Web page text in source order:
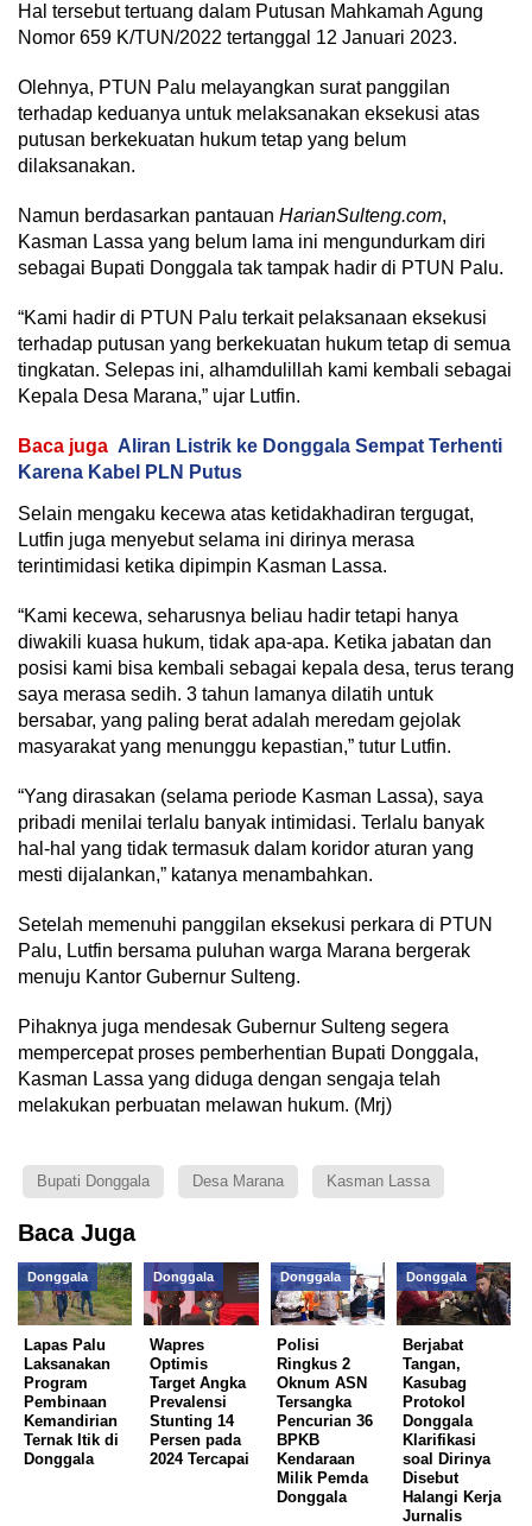
Hal tersebut tertuang dalam Putusan Mahkamah Agung
Nomor 659 K/TUN/2022 tertanggal 12 Januari 2023.
Olehnya, PTUN Palu melayangkan surat panggilan
terhadap keduanya untuk melaksanakan eksekusi atas
putusan berkekuatan hukum tetap yang belum
dilaksanakan.
Namun berdasarkan pantauan HarianSulteng.com,
Kasman Lassa yang belum lama ini mengundurkam diri
sebagai Bupati Donggala tak tampak hadir di PTUN Palu.
“Kami hadir di PTUN Palu terkait pelaksanaan eksekusi
terhadap putusan yang berkekuatan hukum tetap di semua
tingkatan. Selepas ini, alhamdulillah kami kembali sebagai
Kepala Desa Marana,” ujar Lutfin.
Baca juga Aliran Listrik ke Donggala Sempat Terhenti
Karena Kabel PLN Putus
Selain mengaku kecewa atas ketidakhadiran tergugat,
Lutfin juga menyebut selama ini dirinya merasa
terintimidasi ketika dipimpin Kasman Lassa.
“Kami kecewa, seharusnya beliau hadir tetapi hanya
diwakili kuasa hukum, tidak apa-apa. Ketika jabatan dan
posisi kami bisa kembali sebagai kepala desa, terus terang
saya merasa sedih. 3 tahun lamanya dilatih untuk
bersabar, yang paling berat adalah meredam gejolak
masyarakat yang menunggu kepastian,” tutur Lutfin.
“Yang dirasakan (selama periode Kasman Lassa), saya
pribadi menilai terlalu banyak intimidasi. Terlalu banyak
hal-hal yang tidak termasuk dalam koridor aturan yang
mesti dijalankan,” katanya menambahkan.
Setelah memenuhi panggilan eksekusi perkara di PTUN
Palu, Lutfin bersama puluhan warga Marana bergerak
menuju Kantor Gubernur Sulteng.
Pihaknya juga mendesak Gubernur Sulteng segera
mempercepat proses pemberhentian Bupati Donggala,
Kasman Lassa yang diduga dengan sengaja telah
melakukan perbuatan melawan hukum. (Mrj)
Bupati Donggala Desa Marana Kasman Lassa
Baca Juga
Donggala
Lapas Palu
Laksanakan
Program
Pembinaan
Kemandirian
Ternak Itik di
Donggala
Donggala
Wapres
Optimis
Target Angka
Prevalensi
Stunting 14
Persen pada
2024 Tercapai
Donggala
Polisi
Ringkus 2
Oknum ASN
Tersangka
Pencurian 36
BPKB
Kendaraan
Milik Pemda
Donggala
Donggala
Berjabat
Tangan,
Kasubag
Protokol
Donggala
Klarifikasi
soal Dirinya
Disebut
Halangi Kerja
Jurnalis